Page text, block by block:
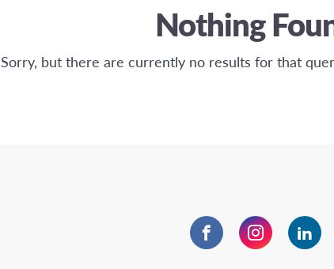
Nothing
Sorry, but there are currently no results for that
FacebookInstagram